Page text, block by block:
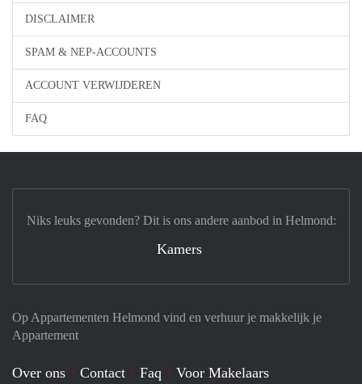
DISCLAIMER
SPAM & NEP-ACCOUNTS
ACCOUNT VERWIJDEREN
FAQ
Op Appartementen Helmond vind en verhuur je makkelijk je
Appartement
Over ons Contact Faq Voor Makelaars
Niks leuks gevonden? Dit is ons andere aanbod in Helmond:
Kamers